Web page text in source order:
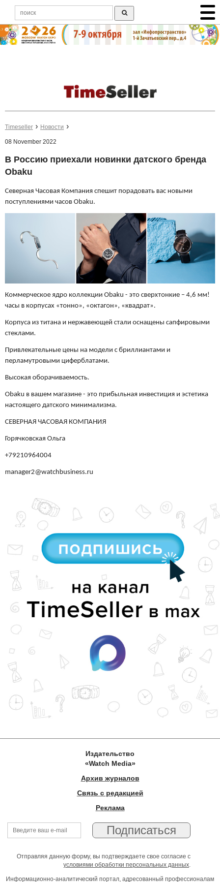
Timeseller Новости
08 November 2022
В Россию приехали новинки датского бренда
Obaku
Северная Часовая Компания спешит порадовать вас новыми
поступлениями часов Obaku.
Коммерческое ядро коллекции Obaku - это сверхтонкие – 4,6 мм!
часы в корпусах «тонно», «октагон», «квадрат».
Корпуса из титана и нержавеющей стали оснащены сапфировыми
стеклами.
Привлекательные цены на модели с бриллиантами и
перламутровыми циферблатами.
Высокая оборачиваемость.
Obaku в вашем магазине - это прибыльная инвестиция и эстетика
настоящего датского минимализма.
СЕВЕРНАЯ ЧАСОВАЯ КОМПАНИЯ
Горячковская Ольга
+79210964004
manager2@watchbusiness.ru
Издательство
«Watch Media»
Архив журналов
Связь с редакцией
Реклама
Отправляя данную форму, вы подтверждаете свое согласие с
условиями обработки персональных данных
Информационно-аналитический портал, адресованный профессионалам